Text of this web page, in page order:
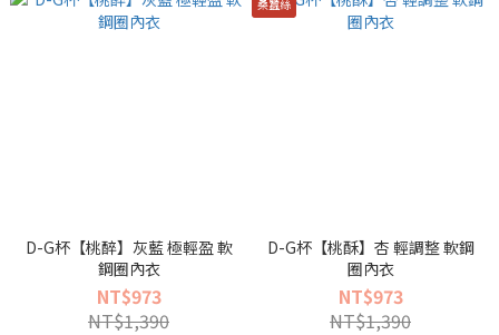
D-G杯【桃醉】灰藍 極輕盈 軟
鋼圈內衣
NT$973
NT$1,390
桑蠶絲
D-G杯【桃酥】杏 輕調整 軟鋼
圈內衣
NT$973
NT$1,390